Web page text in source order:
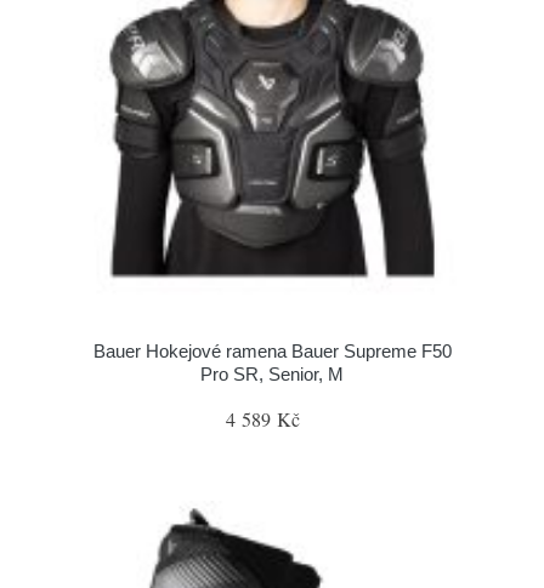
Bauer Hokejové ramena Bauer Supreme F50
Pro SR, Senior, M
4 589 Kč